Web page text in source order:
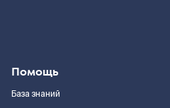
Помощь
База знаний